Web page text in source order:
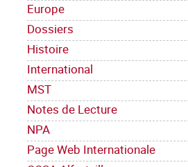
Europe
Dossiers
Histoire
International
MST
Notes de Lecture
NPA
Page Web Internationale